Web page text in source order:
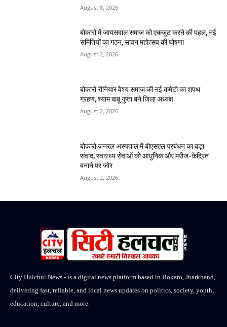
August 8, 2026
बोकारो में जायसवाल समाज को एकजुट करने की पहल, नई
समितियों का गठन, सावन महोत्सव की घोषणा
August 2, 2026
बोकारो रौनियार वैश्य समाज की नई कमेटी का शपथ
ग्रहण, श्याम बाबू गुप्ता बने जिला अध्यक्ष
August 2, 2026
बोकारो जनरल अस्पताल में बीएसएल प्रबंधन का बड़ा
संवाद, स्वास्थ्य सेवाओं को आधुनिक और मरीज-केंद्रित
बनाने पर जोर
August 2, 2026
City Hulchul News - is a digital news platform based in Bokaro, Jharkhand,
delivering fast, reliable, and local news updates on politics, society, youth,
education, culture, and more.